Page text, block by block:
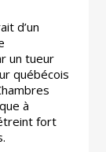
d’un
un tueur
québécois
à
fort